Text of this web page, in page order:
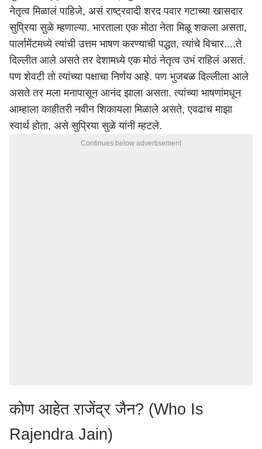
नेतृत्व मिळालं पाहिजे, असं राष्ट्रवादी शरद पवार गटाच्या खासदार
सुप्रिया सुळे म्हणाल्या. भारताला एक मोठा नेता मिळू शकला असता,
पार्लामेंटमध्ये त्यांची उत्तम भाषण करण्याची पद्धत, त्यांचे विचार....ते
दिल्लीत आले असते तर देशामध्ये एक मोठं नेतृत्व उभं राहिलं असतं.
पण शेवटी तो त्यांच्या पक्षाचा निर्णय आहे. पण भुजबळ दिल्लीला आले
असते तर मला मनापासून आनंद झाला असता. त्यांच्या भाषणांमधून
आम्हाला काहीतरी नवीन शिकायला मिळाले असते, एवढाच माझा
स्वार्थ होता, असे सुप्रिया सुळे यांनी म्हटले.
Continues below advertisement
कोण आहेत राजेंद्र जैन? (Who Is
Rajendra Jain)